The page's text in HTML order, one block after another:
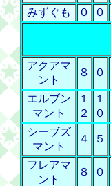
みずぐも
０ ０
アクアマ
ント
８ ０
エルブン
マント
１
２
１
０
シーブズ
マント
４ ５
フレアマ
ント
８ ０